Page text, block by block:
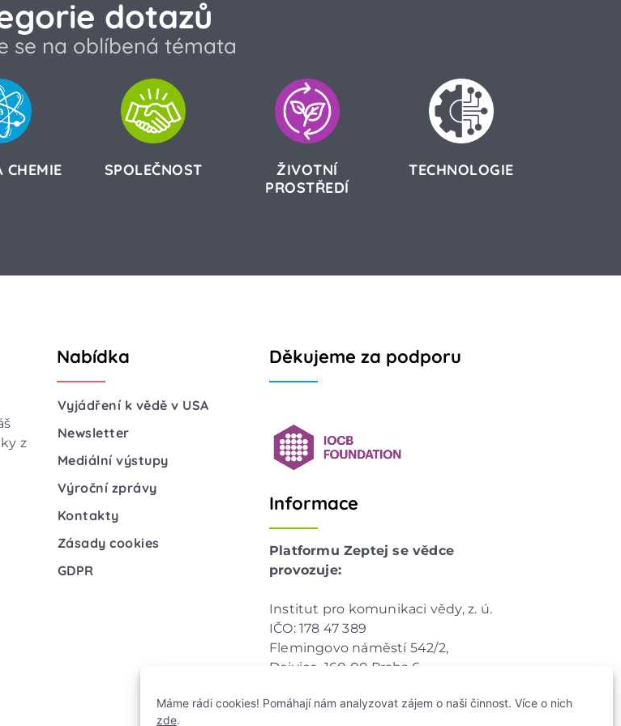
Máme rádi cookies! Pomáhají nám analyzovat zájem o naši činnost. Více o nich
zde.
dotazů
se na oblíbená témata
CHEMIE SPOLEČNOST
ŽIVOTNÍ
PROSTŘEDÍ
TECHNOLOGIE
z
Nabídka
Vyjádření k vědě v USA
Newsletter
Mediální výstupy
Výroční zprávy
Kontakty
Zásady cookies
GDPR
Děkujeme za podporu
Informace
Platformu Zeptej se vědce
provozuje:
Institut pro komunikaci vědy, z. ú.
IČO: 178 47 389
Flemingovo náměstí 542/2,
Dejvice, 160 00 Praha 6
info@zeptejsevedce.cz